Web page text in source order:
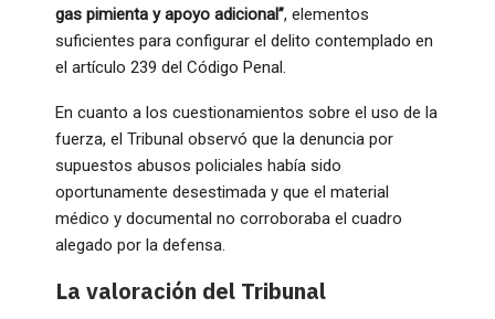
gas pimienta y apoyo adicional”, elementos
suficientes para configurar el delito contemplado en
el artículo 239 del Código Penal.
En cuanto a los cuestionamientos sobre el uso de la
fuerza, el Tribunal observó que la denuncia por
supuestos abusos policiales había sido
oportunamente desestimada y que el material
médico y documental no corroboraba el cuadro
alegado por la defensa.
La valoración del Tribunal